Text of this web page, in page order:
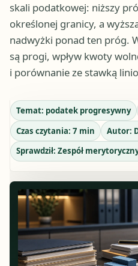
skali podatkowej: niższy
określonej granicy, a
nadwyżki ponad ten próg.
są progi, wpływ kwoty
i porównanie ze stawką
Temat: podatek progresywny
Czas czytania: 7 min Autor:
Sprawdził: Zespół